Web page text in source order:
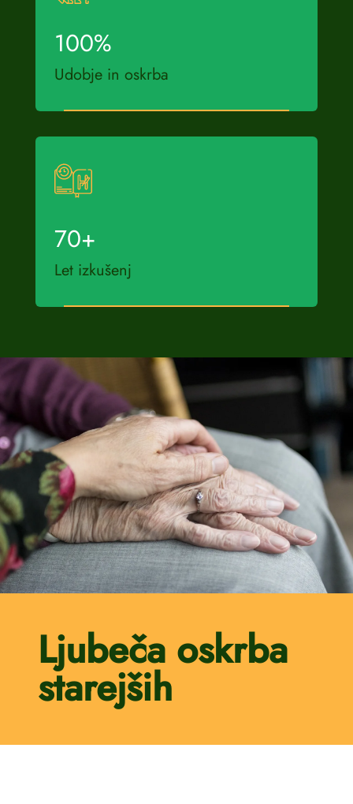
100%
Udobje in oskrba
70+
Let izkušenj
Ljubeča oskrba
starejših